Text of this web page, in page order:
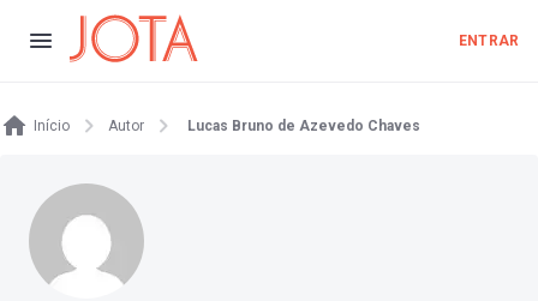
ENTRAR
Início Autor Lucas Bruno de Azevedo Chaves